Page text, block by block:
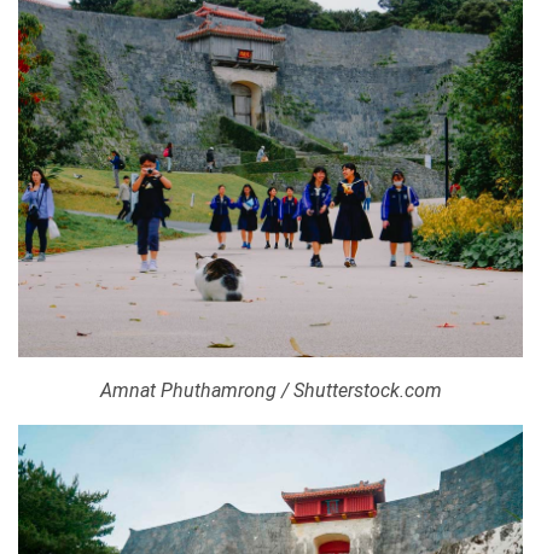
Amnat Phuthamrong / Shutterstock.com